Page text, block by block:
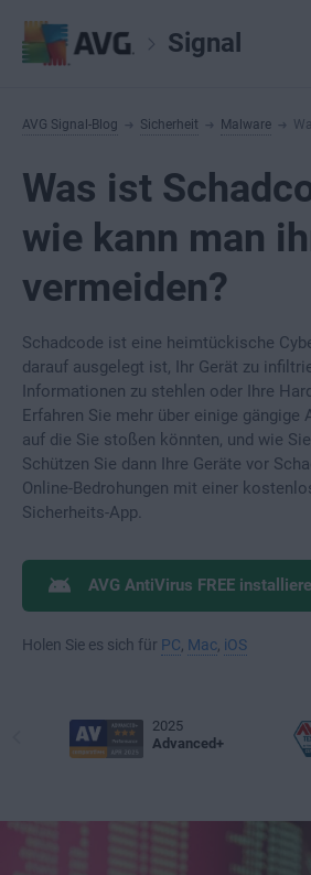
Signal
AVG Signal-Blog Sicherheit Malware
Was ist
wie kann man
vermeiden?
Schadcode ist eine heimtückische
darauf ausgelegt ist, Ihr Gerät zu
Informationen zu stehlen oder Ihre
Erfahren Sie mehr über einige gängige
auf die Sie stoßen könnten, und wie
Schützen Sie dann Ihre Geräte vor
Online-Bedrohungen mit einer
Sicherheits-App.
AVG AntiVirus FREE
Holen Sie es sich für PC Mac iOS
2025
Advanced+